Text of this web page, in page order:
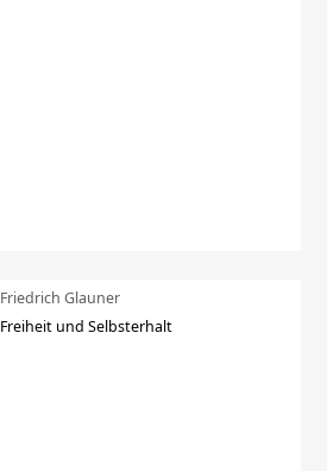
Friedrich Glauner
Freiheit und Selbsterhalt